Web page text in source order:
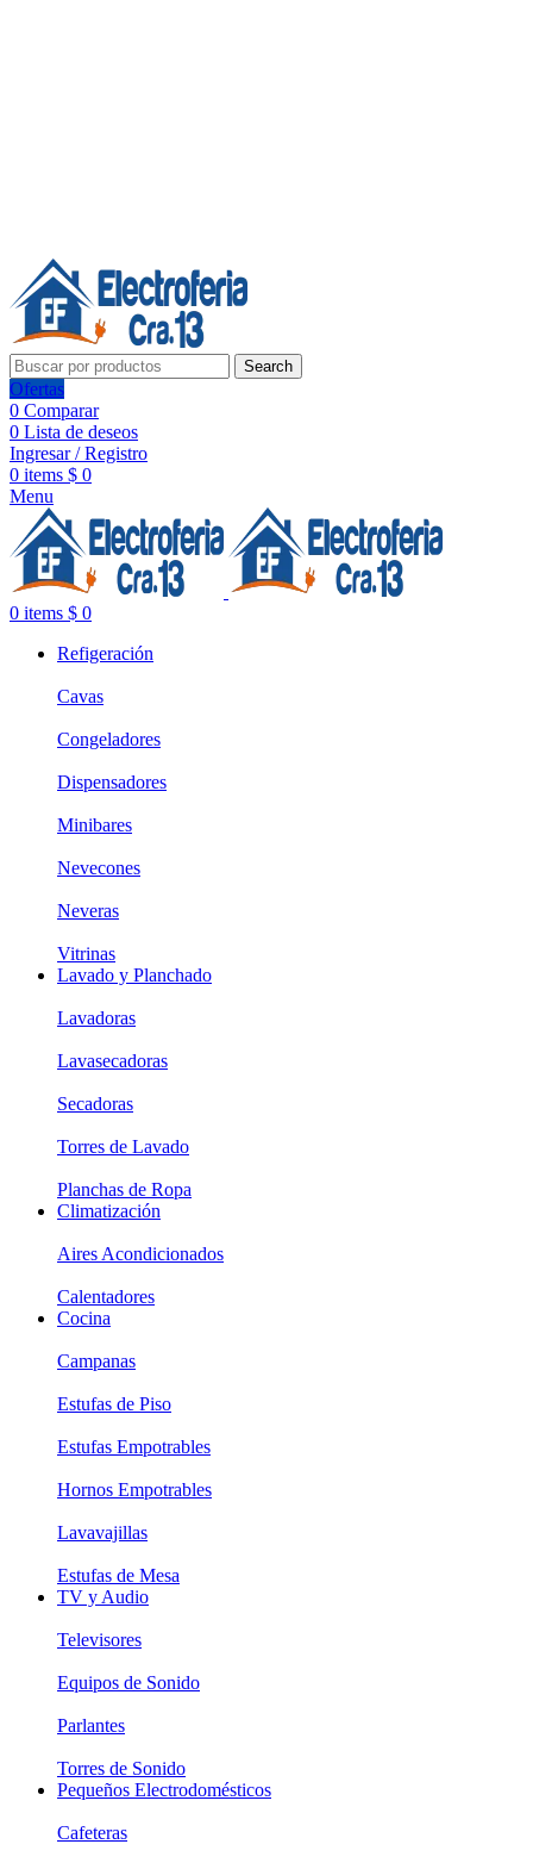
Search
Ofertas
0 Comparar
0 Lista de deseos
Ingresar / Registro
0 items $ 0
Menu
0 items $ 0
Refigeración
Cavas
Congeladores
Dispensadores
Minibares
Nevecones
Neveras
Vitrinas
Lavado y Planchado
Lavadoras
Lavasecadoras
Secadoras
Torres de Lavado
Planchas de Ropa
Climatización
Aires Acondicionados
Calentadores
Cocina
Campanas
Estufas de Piso
Estufas Empotrables
Hornos Empotrables
Lavavajillas
Estufas de Mesa
TV y Audio
Televisores
Equipos de Sonido
Parlantes
Torres de Sonido
Pequeños Electrodomésticos
Cafeteras